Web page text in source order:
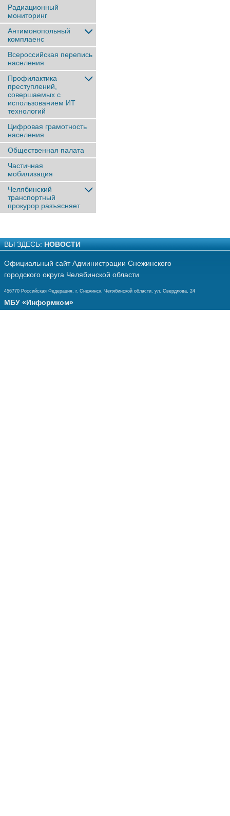
Радиационный
мониторинг
Антимонопольный
комплаенс
Всероссийская перепись
населения
Профилактика
преступлений,
совершаемых с
использованием ИТ
технологий
Цифровая грамотность
населения
Общественная палата
Частичная
мобилизация
Челябинский
транспортный
прокурор разъясняет
ВЫ ЗДЕСЬ: НОВОСТИ
Официальный сайт Администрации Снежинского
городского округа Челябинской области
456770 Российская Федерация, г. Снежинск, Челябинской области, ул. Свердлова, 24
МБУ «Информком»